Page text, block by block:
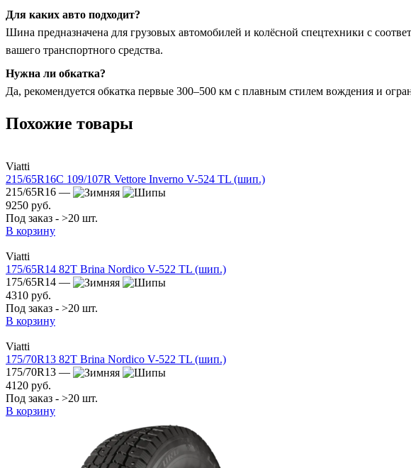
Для каких авто подходит?
Шина предназначена для грузовых автомобилей и колёсной спецтехники с
вашего транспортного средства.
Нужна ли обкатка?
Да, рекомендуется обкатка первые 300–500 км с плавным стилем вождения и
Похожие товары
Viatti
215/65R16C 109/107R Vettore Inverno V-524 TL (шип.)
215/65R16 —
9250 руб.
Под заказ - >20 шт.
В корзину
Viatti
175/65R14 82T Brina Nordico V-522 TL (шип.)
175/65R14 —
4310 руб.
Под заказ - >20 шт.
В корзину
Viatti
175/70R13 82T Brina Nordico V-522 TL (шип.)
175/70R13 —
4120 руб.
Под заказ - >20 шт.
В корзину